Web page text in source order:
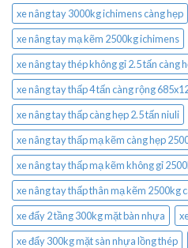
xe nâng tay 3000kg ichimens càng hẹp
xe nâng tay mạ kẽm 2500kg ichimens
xe nâng tay thép không gỉ 2.5 tấn càng
xe nâng tay thấp 4 tấn càng rộng
xe nâng tay thấp càng hẹp 2.5 tấn niuli
xe nâng tay thấp mạ kẽm càng hẹp
xe nâng tay thấp mạ kẽm không gỉ
xe nâng tay thấp thân mạ kẽm 2500kg
xe đẩy 2 tầng 300kg mặt bàn nhựa
xe đẩy 300kg mặt sàn nhựa lồng thép